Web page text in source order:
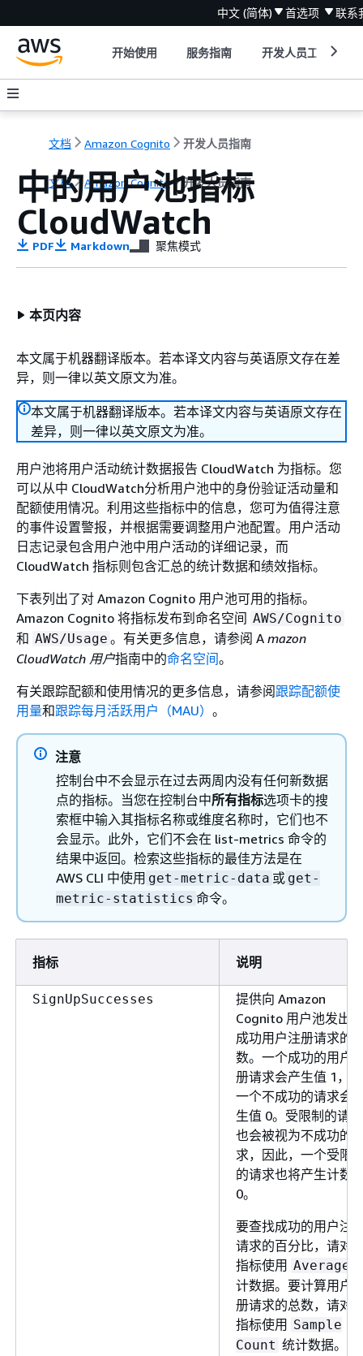
中文 (简体) 首选项 联系
开始使用 服务指南 开发人员工具
文档 Amazon Cognito 开发人员指南
文档 Amazon Cognito 开发人员指南
中的用户池指标
CloudWatch
PDF Markdown 聚焦模式
本页内容
本文属于机器翻译版本。若本译文内容与英语原文存在差
异，则一律以英文原文为准。
本文属于机器翻译版本。若本译文内容与英语原文存在
差异，则一律以英文原文为准。
用户池将用户活动统计数据报告 CloudWatch 为指标。您
可以从中 CloudWatch分析用户池中的身份验证活动量和
配额使用情况。利用这些指标中的信息，您可为值得注意
的事件设置警报，并根据需要调整用户池配置。用户活动
日志记录包含用户池中用户活动的详细记录，而
CloudWatch 指标则包含汇总的统计数据和绩效指标。
下表列出了对 Amazon Cognito 用户池可用的指标。
Amazon Cognito 将指标发布到命名空间 AWS/Cognito
和 AWS/Usage 。有关更多信息，请参阅 A mazon
CloudWatch 用户指南中的命名空间。
有关跟踪配额和使用情况的更多信息，请参阅跟踪配额使
用量和跟踪每月活跃用户（MAU） 。
注意
控制台中不会显示在过去两周内没有任何新数据
点的指标。当您在控制台中所有指标选项卡的搜
索框中输入其指标名称或维度名称时，它们也不
会显示。此外，它们不会在 list-metrics 命令的
结果中返回。检索这些指标的最佳方法是在
AWS CLI 中使用 get-metric-data 或 get-
metric-statistics 命令。
指标 说明
SignUpSuccesses
提供向 Amazon
Cognito 用户池发出的
成功用户注册请求的
数。一个成功的用户
册请求会产生值 1，而
一个不成功的请求会
生值 0。受限制的请求
也会被视为不成功的
求，因此，一个受限
的请求也将产生计数
0。
要查找成功的用户注
请求的百分比，请对
指标使用 Average
计数据。要计算用户
册请求的总数，请对
指标使用 Sample
Count 统计数据。要